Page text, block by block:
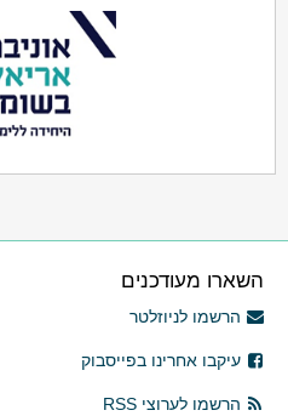
השארו מעודכנים
הרשמו לניוזלטר
עיקבו אחרינו בפייסבוק
הרשמו לערוצי RSS